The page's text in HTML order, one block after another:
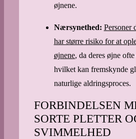
øjnene.
Nærsynethed: Personer
har større risiko for at
øjnene, da deres øjne
hvilket kan fremskynde
naturlige aldringsproces.
FORBINDELSEN
SORTE PLETTER
SVIMMELHED